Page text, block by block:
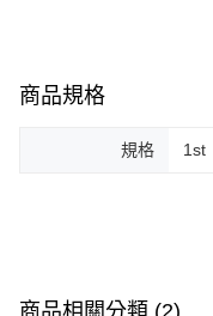
商品規格
規格 1st